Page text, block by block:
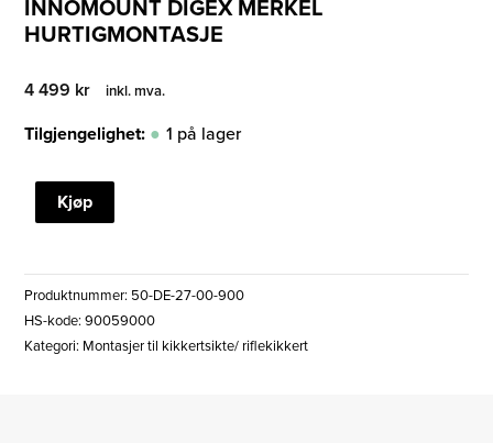
INNOMOUNT DIGEX MERKEL
HURTIGMONTASJE
4 499 kr inkl. mva.
Tilgjengelighet: 1 på lager
INNOMOUNT
DIGEX
HURTIGMONTASJE
antall
Kjøp
Produktnummer: 50-DE-27-00-900
HS-kode: 90059000
Kategori: Montasjer til kikkertsikte/ riflekikkert